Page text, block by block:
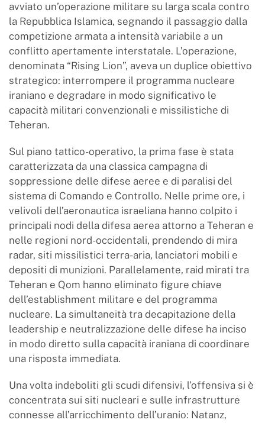
avviato un’operazione militare su larga scala contro
la Repubblica Islamica, segnando il passaggio dalla
competizione armata a intensità variabile a un
conflitto apertamente interstatale. L’operazione,
denominata “Rising Lion”, aveva un duplice obiettivo
strategico: interrompere il programma nucleare
iraniano e degradare in modo significativo le
capacità militari convenzionali e missilistiche di
Teheran.
Sul piano tattico-operativo, la prima fase è stata
caratterizzata da una classica campagna di
soppressione delle difese aeree e di paralisi del
sistema di Comando e Controllo. Nelle prime ore, i
velivoli dell’aeronautica israeliana hanno colpito i
principali nodi della difesa aerea attorno a Teheran e
nelle regioni nord-occidentali, prendendo di mira
radar, siti missilistici terra-aria, lanciatori mobili e
depositi di munizioni. Parallelamente, raid mirati tra
Teheran e Qom hanno eliminato figure chiave
dell’establishment militare e del programma
nucleare. La simultaneità tra decapitazione della
leadership e neutralizzazione delle difese ha inciso
in modo diretto sulla capacità iraniana di coordinare
una risposta immediata.
Una volta indeboliti gli scudi difensivi, l’offensiva si è
concentrata sui siti nucleari e sulle infrastrutture
connesse all’arricchimento dell’uranio: Natanz,